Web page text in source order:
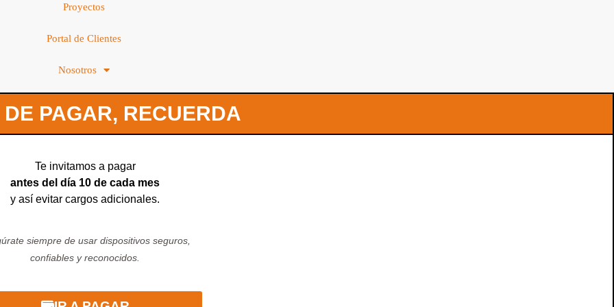
Proyectos
Portal de Clientes
Nosotros
PAGAR, RECUERDA
Te invitamos a pagar
antes del día 10 de cada mes
y así evitar cargos adicionales.
siempre de usar dispositivos seguros,
confiables y reconocidos.